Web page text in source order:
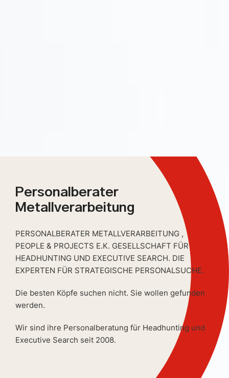
Personalberater
Metallverarbeitung
PERSONALBERATER METALLVERARBEITUNG ,
PEOPLE & PROJECTS E.K. GESELLSCHAFT FÜR
HEADHUNTING UND EXECUTIVE SEARCH. DIE
EXPERTEN FÜR STRATEGISCHE PERSONALSUCHE.
Die besten Köpfe suchen nicht. Sie wollen gefunden
werden.
Wir sind ihre Personalberatung für Headhunting und
Executive Search seit 2008.